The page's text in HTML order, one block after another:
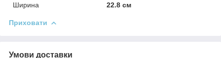
Ширина
22.8 см
Приховати
Умови доставки